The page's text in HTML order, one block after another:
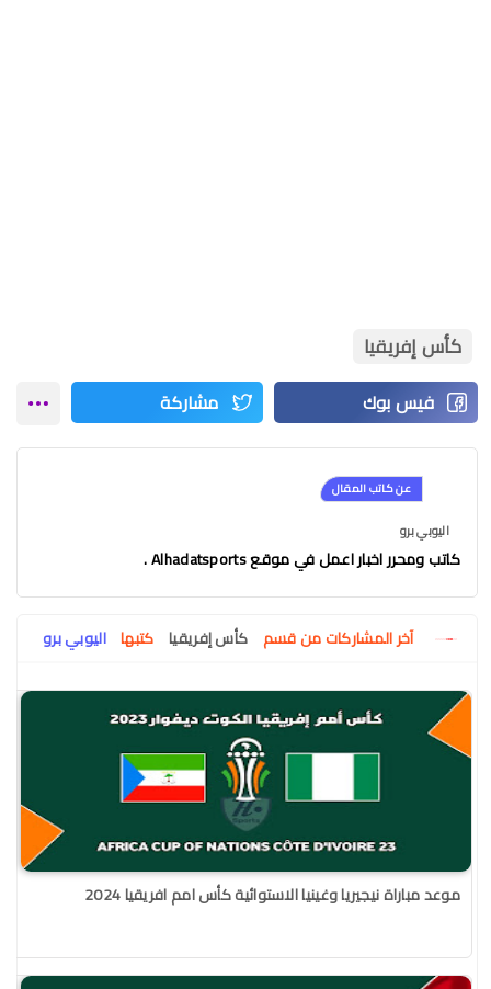
كأس إفريقيا
عن كاتب المقال
اليوبي برو
كاتب ومحرر اخبار اعمل في موقع Alhadatsports .
آخر المشاركات من قسم كأس إفريقيا كتبها اليوبي برو
موعد مباراة نيجيريا وغينيا الاستوائية كأس امم افريقيا 2024